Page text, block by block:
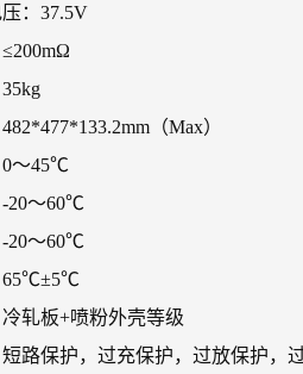
：37.5V
（Max）
0～45℃
20～60℃
20～60℃
65℃±5℃
轧板+喷粉外壳等级
路保护，过充保护，过放保护，